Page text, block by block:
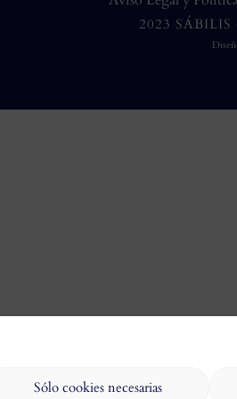
Sólo cookies necesarias
2023 SÁBILIS